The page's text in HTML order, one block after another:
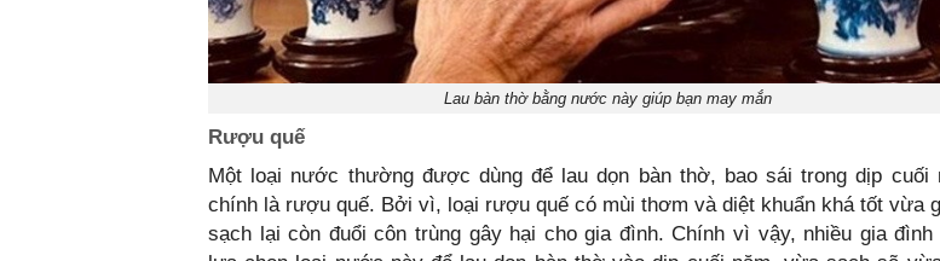
Lau bàn thờ bằng nước này giúp bạn may mắn
Rượu quế
Một loại nước thường được dùng để lau dọn bàn thờ, bao sái trong dịp cuối
chính là rượu quế. Bởi vì, loại rượu quế có mùi thơm và diệt khuẩn khá tốt vừa
sạch lại còn đuổi côn trùng gây hại cho gia đình. Chính vì vậy, nhiều gia